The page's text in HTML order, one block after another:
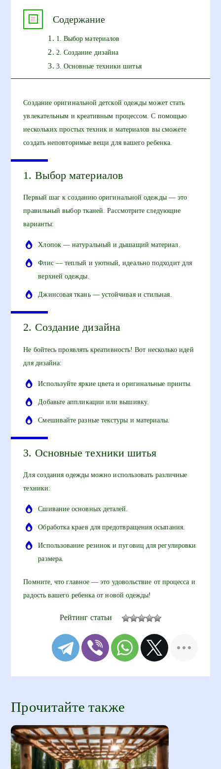
Содержание
1. Выбор материалов
2. Создание дизайна
3. Основные техники шитья
Создание оригинальной детской одежды может стать
увлекательным и креативным процессом. С помощью
нескольких простых техник и материалов вы сможете
создать неповторимые вещи для вашего ребенка.
1. Выбор материалов
Первый шаг к созданию оригинальной одежды — это
правильный выбор тканей. Рассмотрите следующие
варианты:
Хлопок — натуральный и дышащий материал.
Флис — теплый и уютный, идеально подходит для
верхней одежды.
Джинсовая ткань — устойчивая и стильная.
2. Создание дизайна
Не бойтесь проявлять креативность! Вот несколько идей
для дизайна:
Используйте яркие цвета и оригинальные принты.
Добавьте аппликации или вышивку.
Смешивайте разные текстуры и материалы.
3. Основные техники шитья
Для создания одежды можно использовать различные
техники:
Сшивание основных деталей.
Обработка краев для предотвращения осыпания.
Использование резинок и пуговиц для регулировки
размера.
Помните, что главное — это удовольствие от процесса и
радость вашего ребенка от новой одежды!
Рейтинг статьи
Прочитайте также